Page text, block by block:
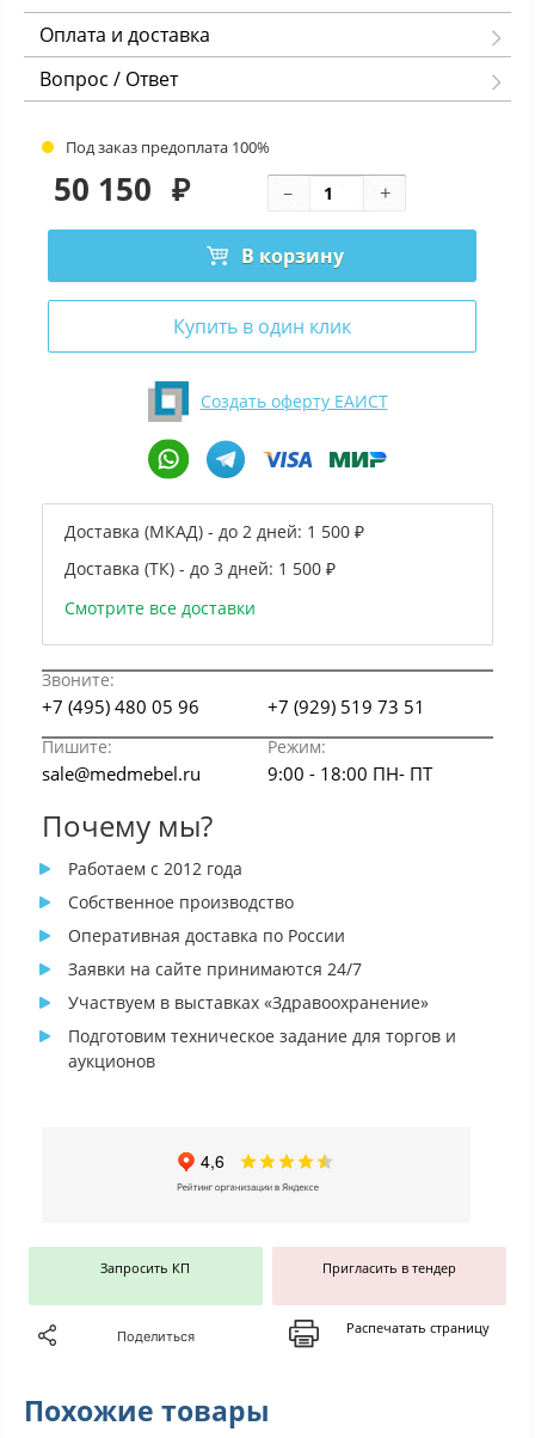
Оплата и доставка
Вопрос / Ответ
Под заказ предоплата 100%
50 150 ₽
В корзину
Купить в один клик
Создать оферту ЕАИСТ
Доставка (МКАД) - до 2 дней: 1 500 ₽
Доставка (ТК) - до 3 дней: 1 500 ₽
Смотрите все доставки
Звоните:
+7 (495) 480 05 96 +7 (929) 519 73 51
Пишите: Режим:
sale@medmebel.ru 9:00 - 18:00 ПН- ПТ
Почему мы?
Работаем с 2012 года
Собственное производство
Оперативная доставка по России
Заявки на сайте принимаются 24/7
Участвуем в выставках «Здравоохранение»
Подготовим техническое задание для торгов и
аукционов
Запросить КП Пригласить в тендер
Поделиться Распечатать страницу
Похожие товары